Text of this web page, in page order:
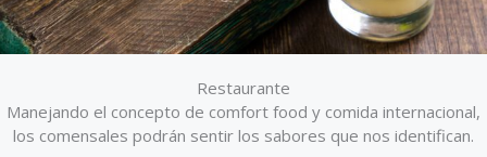
Restaurante
Manejando el concepto de comfort food y comida internacional,
los comensales podrán sentir los sabores que nos identifican.